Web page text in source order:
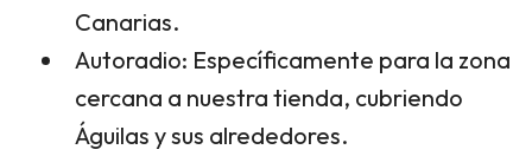
Canarias.
Autoradio: Específicamente para la zona
cercana a nuestra tienda, cubriendo
Águilas y sus alrededores.